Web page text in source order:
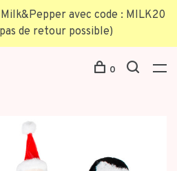
avec code : MILK20
de retour possible)
0